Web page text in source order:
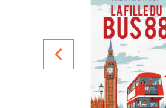
navigate_before